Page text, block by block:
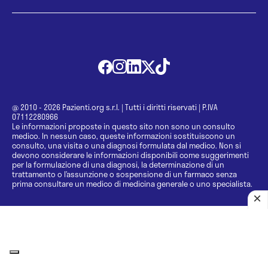
@ 2010 - 2026 Pazienti.org s.r.l. | Tutti i diritti riservati | P.IVA
07112280966
Le informazioni proposte in questo sito non sono un consulto
medico. In nessun caso, queste informazioni sostituiscono un
consulto, una visita o una diagnosi formulata dal medico. Non si
devono considerare le informazioni disponibili come suggerimenti
per la formulazione di una diagnosi, la determinazione di un
trattamento o l’assunzione o sospensione di un farmaco senza
prima consultare un medico di medicina generale o uno specialista.